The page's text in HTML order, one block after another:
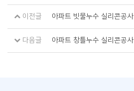
이전글 아파트 빗물누수 실리콘공사
다음글 아파트 창틀누수 실리콘공사